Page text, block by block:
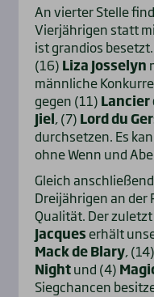
An vierter Stelle
Vierjährigen statt
ist grandios
(16) Liza Josselyn
männliche
gegen (11) Lancier
Jiel, (7) Lord du
durchsetzen. Es
ohne Wenn und
Gleich
Dreijährigen an der
Qualität. Der
Jacques erhält
Mack de Blary, (14)
Nightund (4)
Siegchancen